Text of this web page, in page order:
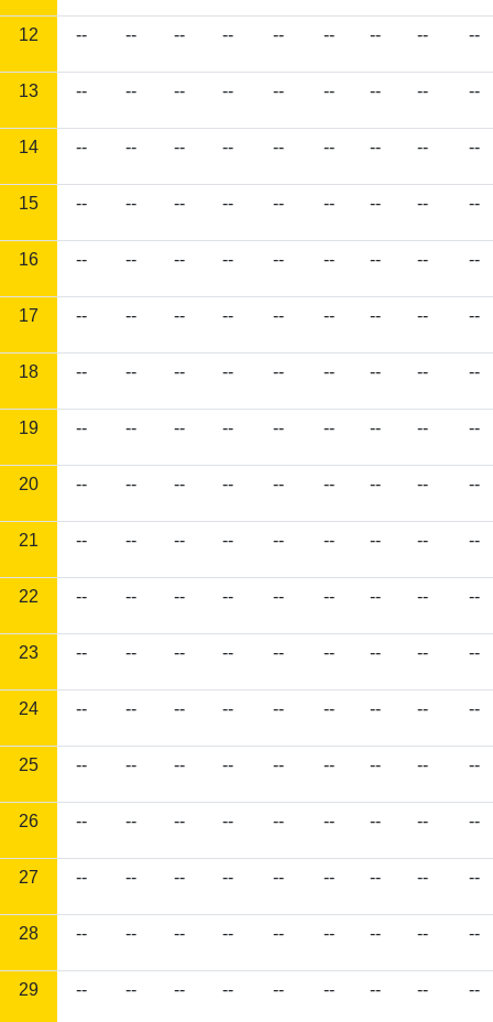
12 -- -- -- -- -- -- -- -- --
13 -- -- -- -- -- -- -- -- --
14 -- -- -- -- -- -- -- -- --
15 -- -- -- -- -- -- -- -- --
16 -- -- -- -- -- -- -- -- --
17 -- -- -- -- -- -- -- -- --
18 -- -- -- -- -- -- -- -- --
19 -- -- -- -- -- -- -- -- --
20 -- -- -- -- -- -- -- -- --
21 -- -- -- -- -- -- -- -- --
22 -- -- -- -- -- -- -- -- --
23 -- -- -- -- -- -- -- -- --
24 -- -- -- -- -- -- -- -- --
25 -- -- -- -- -- -- -- -- --
26 -- -- -- -- -- -- -- -- --
27 -- -- -- -- -- -- -- -- --
28 -- -- -- -- -- -- -- -- --
29 -- -- -- -- -- -- -- -- --